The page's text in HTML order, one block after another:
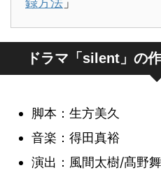
ドラマ「silent」の
脚本：生方美久
音楽：得田真裕
演出：風間太樹/髙野